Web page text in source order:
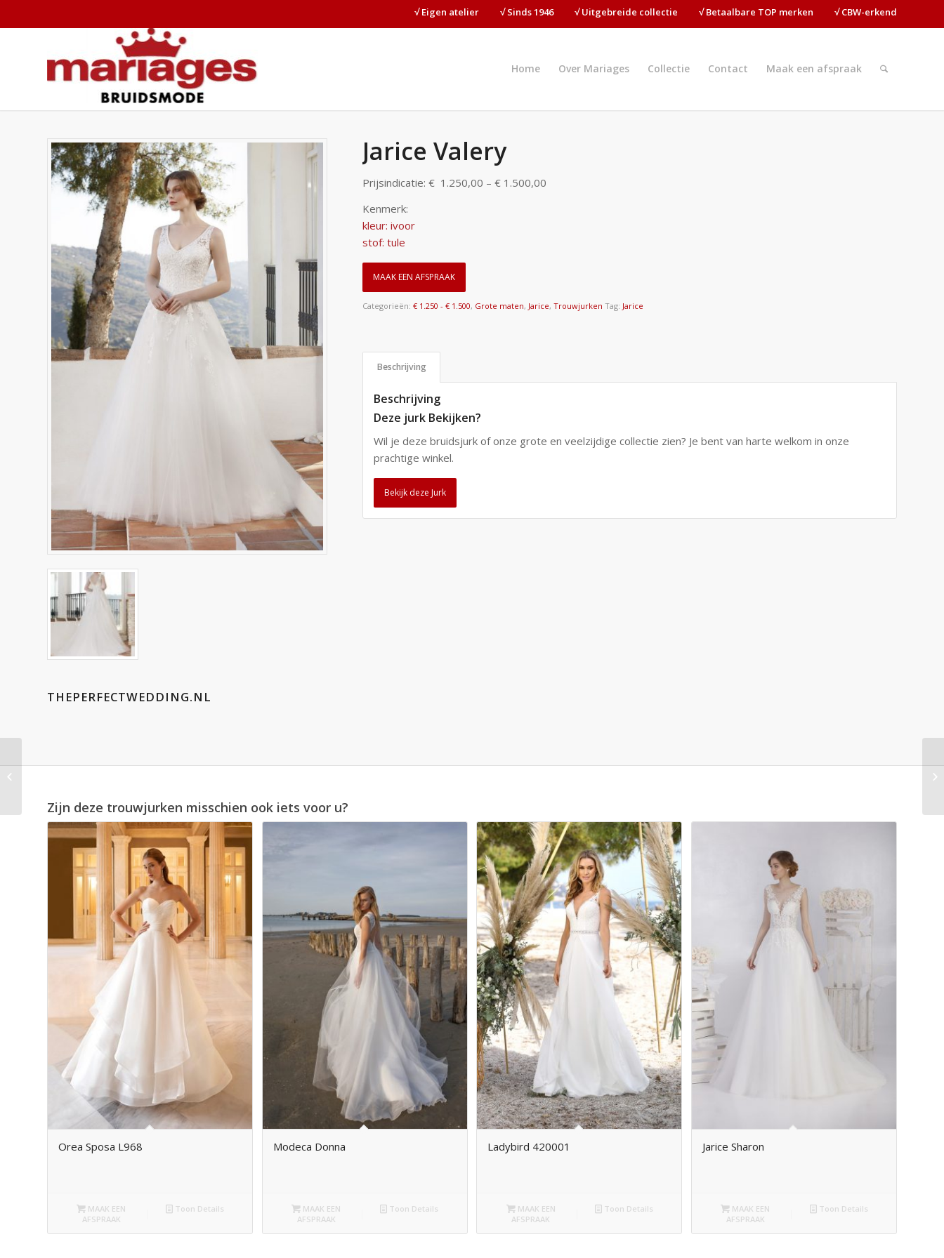
√ Eigen atelier⠀⠀⠀√ Sinds 1946⠀⠀⠀√ Uitgebreide collectie⠀⠀⠀√ Betaalbare TOP merken⠀⠀⠀√ CBW-erkend
Home Over Mariages Collectie Contact Maak een afspraak
THEPERFECTWEDDING.NL
Jarice Valery
Prijsindicatie: € 1.250,00 – € 1.500,00
Kenmerk:
kleur: ivoor
stof: tule
MAAK EEN AFSPRAAK
Categorieën:€ 1.250 - € 1.500, Grote maten, Jarice,Trouwjurken Tag: Jarice
Beschrijving
Beschrijving
Deze jurk Bekijken?
Wil je deze bruidsjurk of onze grote en veelzijdige collectie zien? Je bent van harte welkom in onze
prachtige winkel.
Bekijk deze Jurk
Zijn deze trouwjurken misschien ook iets voor u?
Orea Sposa L968
MAAK EEN
AFSPRAAK
Toon Details
Modeca Donna
MAAK EEN
AFSPRAAK
Toon Details
Ladybird 420001
MAAK EEN
AFSPRAAK
Toon Details
Jarice Sharon
MAAK EEN
AFSPRAAK
Toon Details